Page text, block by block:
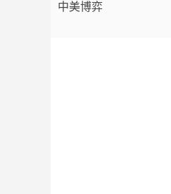
中美博弈